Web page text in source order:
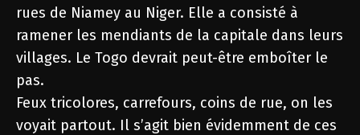
rues de Niamey au Niger. Elle a consisté à
ramener les mendiants de la capitale dans leurs
villages. Le Togo devrait peut-être emboîter le
pas.
Feux tricolores, carrefours, coins de rue, on les
voyait partout. Il s’agit bien évidemment de ces